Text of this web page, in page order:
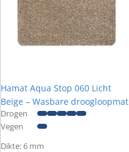
Hamat Aqua Stop 060 Licht
Beige – Wasbare droogloopmat
Drogen
Vegen
Dikte: 6 mm